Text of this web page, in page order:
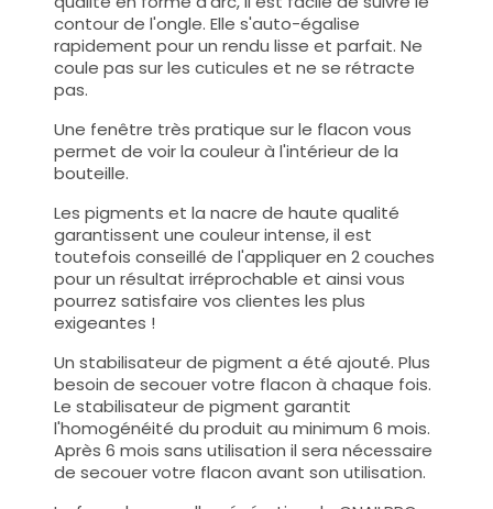
contour de l'ongle. Elle s'auto-égalise
rapidement pour un rendu lisse et parfait. Ne
coule pas sur les cuticules et ne se rétracte
pas.
Une fenêtre très pratique sur le flacon vous
permet de voir la couleur à l'intérieur de la
bouteille.
Les pigments et la nacre de haute qualité
garantissent une couleur intense, il est
toutefois conseillé de l'appliquer en 2 couches
pour un résultat irréprochable et ainsi vous
pourrez satisfaire vos clientes les plus
exigeantes !
Un stabilisateur de pigment a été ajouté. Plus
besoin de secouer votre flacon à chaque fois.
Le stabilisateur de pigment garantit
l'homogénéité du produit au minimum 6 mois.
Après 6 mois sans utilisation il sera nécessaire
de secouer votre flacon avant son utilisation.